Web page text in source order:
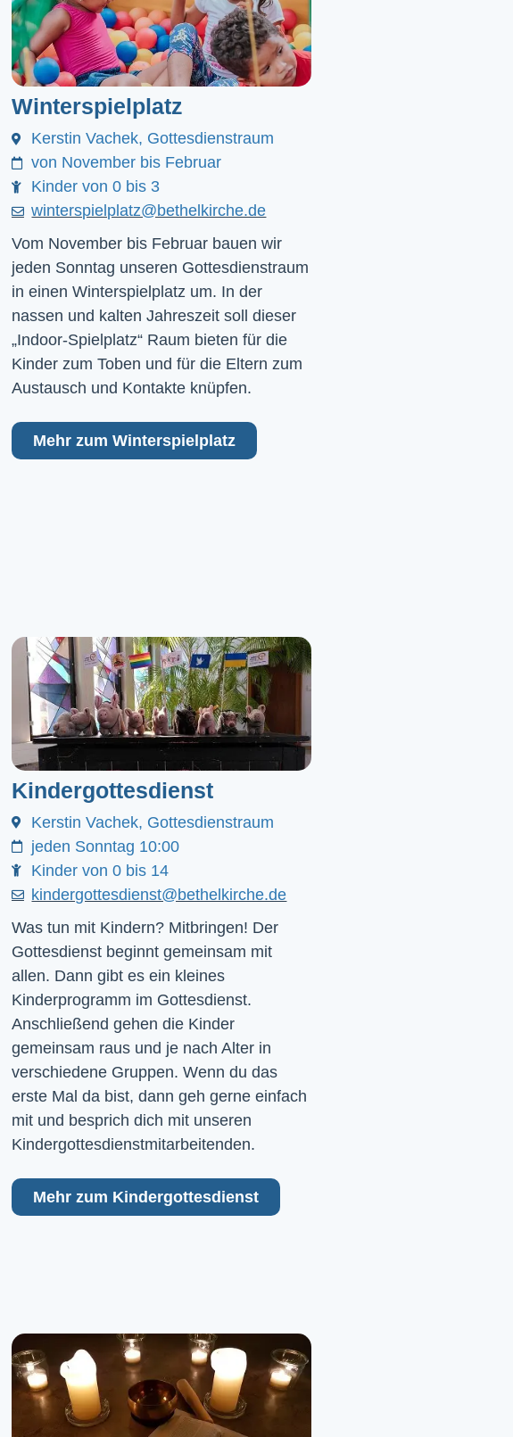
Winterspielplatz
Kerstin Vachek, Gottesdienstraum
von November bis Februar
Kinder von 0 bis 3
winterspielplatz@bethelkirche.de
Vom November bis Februar bauen wir
jeden Sonntag unseren Gottesdienstraum
in einen Winterspielplatz um. In der
nassen und kalten Jahreszeit soll dieser
„Indoor-Spielplatz“ Raum bieten für die
Kinder zum Toben und für die Eltern zum
Austausch und Kontakte knüpfen.
Mehr zum Winterspielplatz
Kindergottesdienst
Kerstin Vachek, Gottesdienstraum
jeden Sonntag 10:00
Kinder von 0 bis 14
kindergottesdienst@bethelkirche.de
Was tun mit Kindern? Mitbringen! Der
Gottesdienst beginnt gemeinsam mit
allen. Dann gibt es ein kleines
Kinderprogramm im Gottesdienst.
Anschließend gehen die Kinder
gemeinsam raus und je nach Alter in
verschiedene Gruppen. Wenn du das
erste Mal da bist, dann geh gerne einfach
mit und besprich dich mit unseren
Kindergottesdienstmitarbeitenden.
Mehr zum Kindergottesdienst